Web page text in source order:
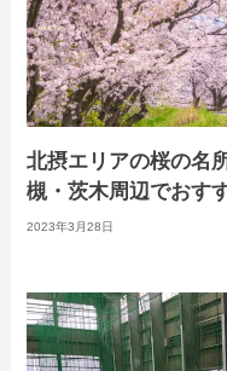
北摂エリアの桜の名
槻・茨木周辺でおす
2023年3月28日